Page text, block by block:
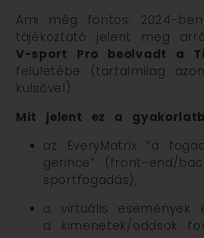
Ami még fontos: 2024-
tájékoztató jelent meg
V-sport Pro beolvadt a
felületébe (tartalmilag
külsővel).
Mit jelent ez a
az EveryMatrix “a
gerince” (front-end/
sportfogadás),
a virtuális események
a kimenetek/oddsok